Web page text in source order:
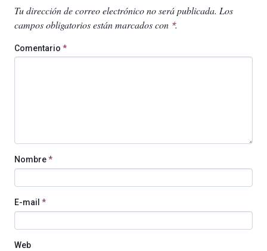
Tu dirección de correo electrónico no será publicada. Los
campos obligatorios están marcados con *.
Comentario *
Nombre*
E-mail *
Web